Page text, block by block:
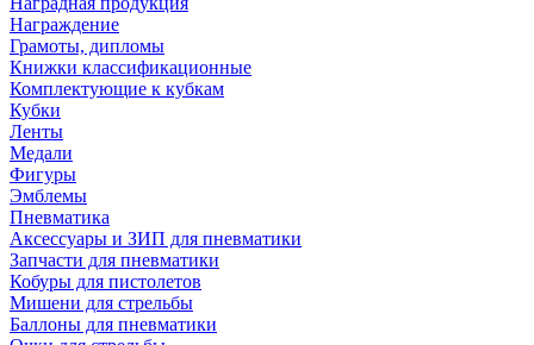
Награждение
Грамоты, дипломы
Книжки классификационные
Комплектующие к кубкам
Кубки
Ленты
Медали
Фигуры
Эмблемы
Пневматика
Аксессуары и ЗИП для пневматики
Запчасти для пневматики
Кобуры для пистолетов
Мишени для стрельбы
Баллоны для пневматики